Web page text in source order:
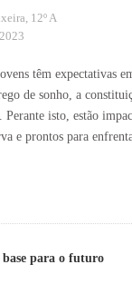
12º A
têm expectativas
de sonho, a
isto, estão
e prontos para
para o futuro